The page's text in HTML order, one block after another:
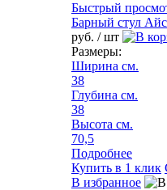
Быстрый
Барный стул
руб. / шт
Размеры:
Ширина см.
38
Глубина см.
38
Высота см.
70,5
Подробнее
Купить в 1 клик
В избранное